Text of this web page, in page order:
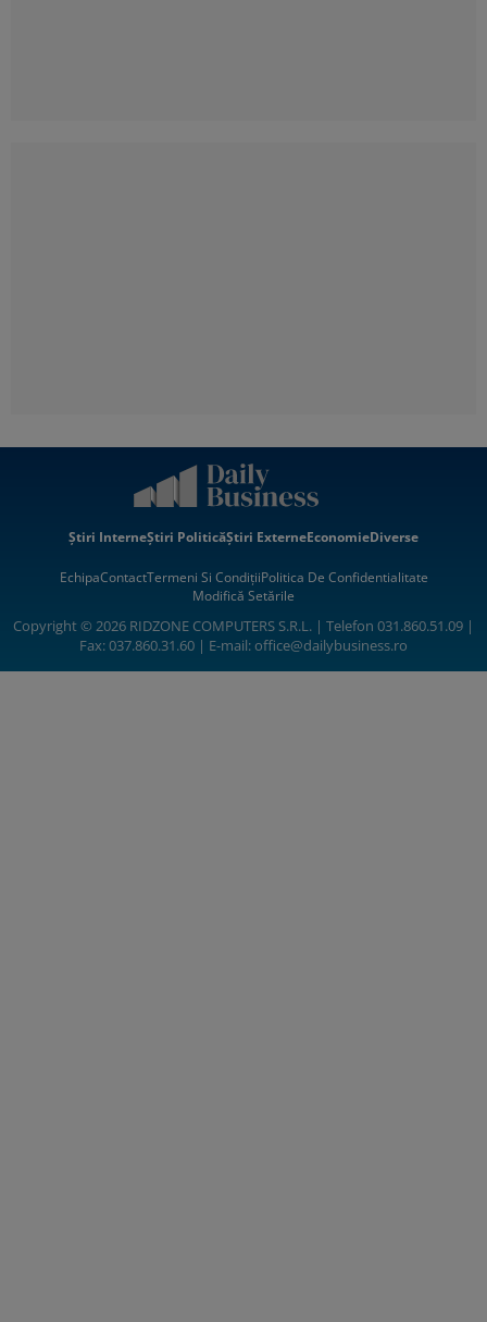
Știri InterneȘtiri PoliticăȘtiri ExterneEconomieDiverse
EchipaContactTermeni Si CondițiiPolitica De Confidentialitate
Modifică Setările
Copyright © 2026 RIDZONE COMPUTERS S.R.L. | Telefon 031.860.51.09 |
Fax: 037.860.31.60 | E-mail:office@dailybusiness.ro